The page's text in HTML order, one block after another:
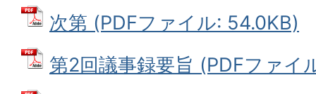
次第 (PDFファイル: 54.0KB)
第2回議事録要旨 (PDFファイ